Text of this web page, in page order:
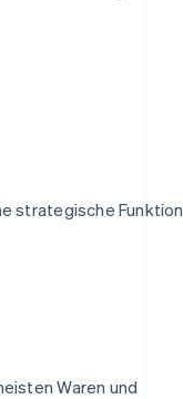
strategische
Waren und